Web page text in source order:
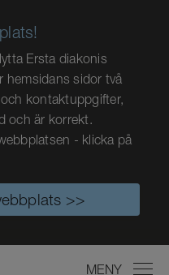
Ersta diakonis
hemsidans sidor två
kontaktuppgifter,
och är korrekt.
- klicka på
>>
MENY